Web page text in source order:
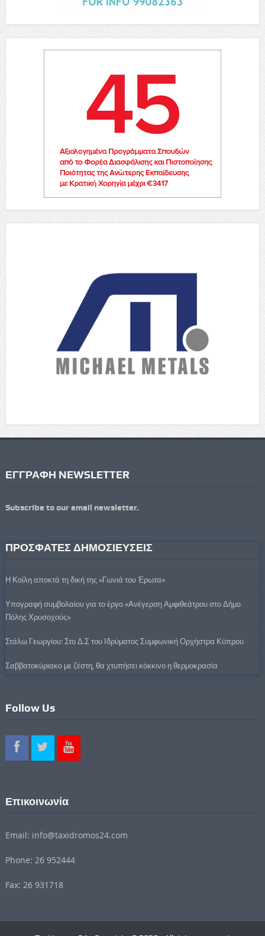
ΕΓΓΡΑΦΗ NEWSLETTER
Subscribe to our email newsletter.
ΠΡΟΣΦΑΤΕΣ ΔΗΜΟΣΙΕΥΣΕΙΣ
Η Κοίλη αποκτά τη δική της «Γωνιά του Έρωτα»
Υπογραφή συμβολαίου για το έργο «Ανέγερση Αμφιθεάτρου στο Δήμο
Πόλης Χρυσοχούς»
Στάλω Γεωργίου: Στο Δ.Σ του Ιδρύματος Συμφωνική Ορχήστρα Κύπρου
Σαββατοκύριακο με ζέστη, θα χτυπήσει κόκκινο η θερμοκρασία
Follow Us
Επικοινωνία
Email: info@taxidromos24.com
Phone: 26 952444
Fax: 26 931718